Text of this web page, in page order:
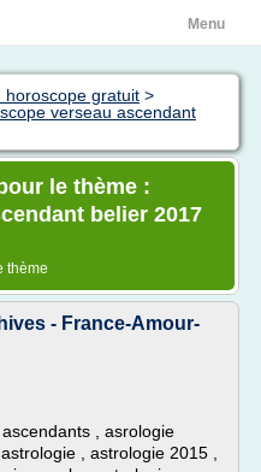
Menu
horoscope gratuit >
verseau ascendant
le thème :
belier 2017
thème
- France-Amour-
, asrologie
, astrologie 2015 ,